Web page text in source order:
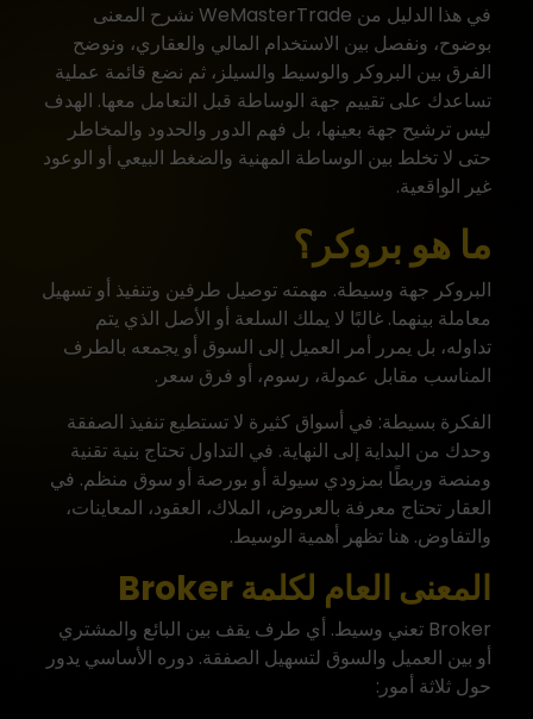
في هذا الدليل من WeMasterTrade نشرح المعنى
بوضوح، ونفصل بين الاستخدام المالي والعقاري، ونوضح
الفرق بين البروكر والوسيط والسيلز، ثم نضع قائمة عملية
تساعدك على تقييم جهة الوساطة قبل التعامل معها. الهدف
ليس ترشيح جهة بعينها، بل فهم الدور والحدود والمخاطر
حتى لا تخلط بين الوساطة المهنية والضغط البيعي أو الوعود
غير الواقعية.
ما هو بروكر؟
البروكر جهة وسيطة. مهمته توصيل طرفين وتنفيذ أو تسهيل
معاملة بينهما. غالبًا لا يملك السلعة أو الأصل الذي يتم
تداوله، بل يمرر أمر العميل إلى السوق أو يجمعه بالطرف
المناسب مقابل عمولة، رسوم، أو فرق سعر.
الفكرة بسيطة: في أسواق كثيرة لا تستطيع تنفيذ الصفقة
وحدك من البداية إلى النهاية. في التداول تحتاج بنية تقنية
ومنصة وربطًا بمزودي سيولة أو بورصة أو سوق منظم. في
العقار تحتاج معرفة بالعروض، الملاك، العقود، المعاينات،
والتفاوض. هنا تظهر أهمية الوسيط.
المعنى العام لكلمة Broker
Broker تعني وسيط. أي طرف يقف بين البائع والمشتري
أو بين العميل والسوق لتسهيل الصفقة. دوره الأساسي يدور
حول ثلاثة أمور: